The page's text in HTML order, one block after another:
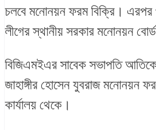
চলবে মনোনয়ন ফরম বিক্রি। এরপর
লীগের স্থানীয় সরকার মনোনয়ন
বিজিএমইএর সাবেক সভাপতি
জাহাঙ্গীর হোসেন যুবরাজ মনোনয়ন
কার্যালয় থেকে।